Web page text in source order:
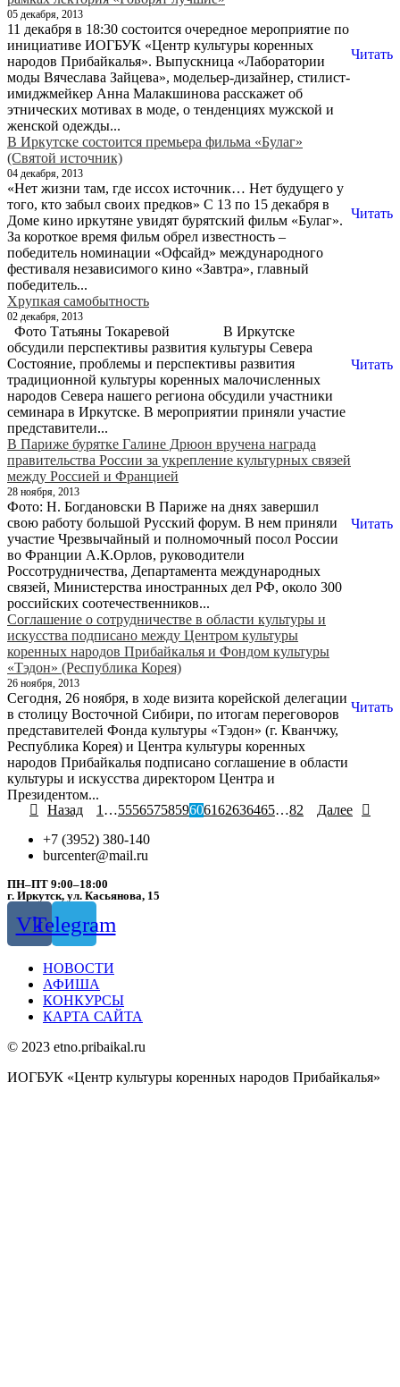
05 декабря, 2013
11 декабря в 18:30 состоится очередное мероприятие по
инициативе ИОГБУК «Центр культуры коренных
народов Прибайкалья». Выпускница «Лаборатории
моды Вячеслава Зайцева», модельер-дизайнер, стилист-
имиджмейкер Анна Малакшинова расскажет об
этнических мотивах в моде, о тенденциях мужской и
женской одежды...
Читать
В Иркутске состоится премьера фильма «Булаг»
(Святой источник)
04 декабря, 2013
«Нет жизни там, где иссох источник… Нет будущего у
того, кто забыл своих предков» С 13 по 15 декабря в
Доме кино иркутяне увидят бурятский фильм «Булаг».
За короткое время фильм обрел известность –
победитель номинации «Офсайд» международного
фестиваля независимого кино «Завтра», главный
победитель...
Читать
Хрупкая самобытность
02 декабря, 2013
Фото Татьяны Токаревой В Иркутске
обсудили перспективы развития культуры Севера
Состояние,­ проблемы и перспектив­ы развития
традиционн­ой культуры коренных малочислен­ных
народов Севера нашего региона обсудили участники
семинара в Иркутске. В мероприяти­и приняли участие
представит­ели...
Читать
В Париже бурятке Галине Дрюон вручена награда
правительства России за укрепление культурных связей
между Россией и Францией
28 ноября, 2013
Фото: Н. Богдановски В Париже на днях завершил
свою работу большой Русский форум. В нем приняли
участие Чрезвычайный и полномочный посол России
во Франции А.К.Орлов, руководители
Россотрудничества, Департамента международных
связей, Министерства иностранных дел РФ, около 300
российских соотечественников...
Читать
Соглашение о сотрудничестве в области культуры и
искусства подписано между Центром культуры
коренных народов Прибайкалья и Фондом культуры
«Тэдон» (Республика Корея)
26 ноября, 2013
Сегодня, 26 ноября, в ходе визита корейской делегации
в столицу Восточной Сибири, по итогам переговоров
представителей Фонда культуры «Тэдон» (г. Кванчжу,
Республика Корея) и Центра культуры коренных
народов Прибайкалья подписано соглашение в области
культуры и искусства директором Центра и
Президентом...
Читать
Назад 1 …5556575859606162636465…82
Далее
+7 (3952) 380-140
burcenter@mail.ru
ПН–ПТ 9:00–18:00
г. Иркутск, ул. Касьянова, 15
VkTelegram
НОВОСТИ
АФИША
КОНКУРСЫ
КАРТА САЙТА
© 2023 etno.pribaikal.ru
ИОГБУК «Центр культуры коренных народов Прибайкалья»